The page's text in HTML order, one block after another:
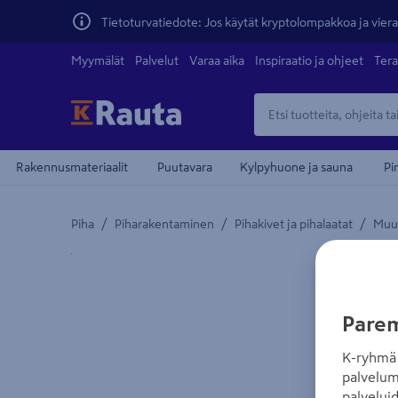
Tietoturvatiedote: Jos käytät kryptolompakkoa ja
Myymälät Palvelut Varaa aika Inspiraatio ja ohjeet
Rakennusmateriaalit Puutavara Kylpyhuone ja sauna
Piha / Piharakentaminen / Pihakivet ja pihalaatat /
Yksityiskohtainen kuvaus löytyy Tuotteen kuvaus -
K-